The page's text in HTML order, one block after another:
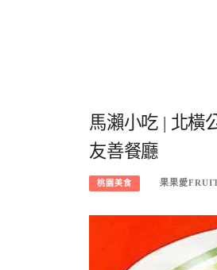
馬瀨小吃 | 北橫
友善餐廳
桃園美食 果果愛